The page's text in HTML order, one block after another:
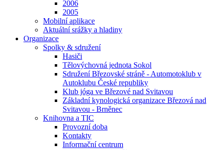
2006
2005
Mobilní aplikace
Aktuální srážky a hladiny
Organizace
Spolky & sdružení
Hasiči
Tělovýchovná jednota Sokol
Sdružení Březovské stráně - Automotoklub v
Autoklubu České republiky
Klub jóga ve Březové nad Svitavou
Základní kynologická organizace Březová nad
Svitavou - Brněnec
Knihovna a TIC
Provozní doba
Kontakty
Informační centrum